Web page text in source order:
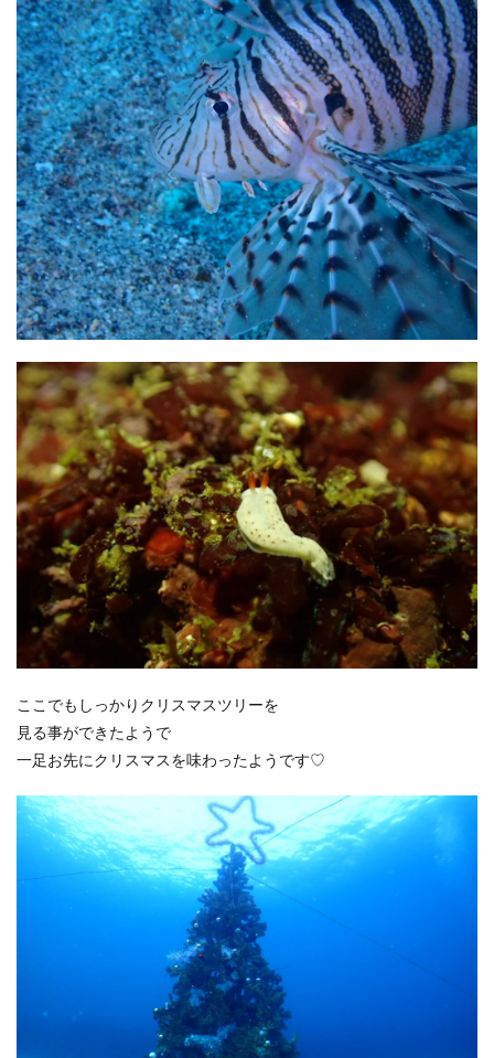
ここでもしっかりクリスマスツリーを
見る事ができたようで
一足お先にクリスマスを味わったようです♡